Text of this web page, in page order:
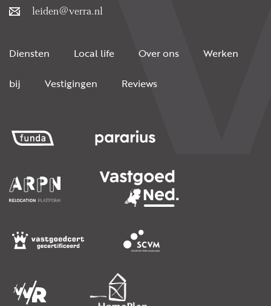
leiden@verra.nl
Diensten Local life Over ons Werken
bij Vestigingen Reviews